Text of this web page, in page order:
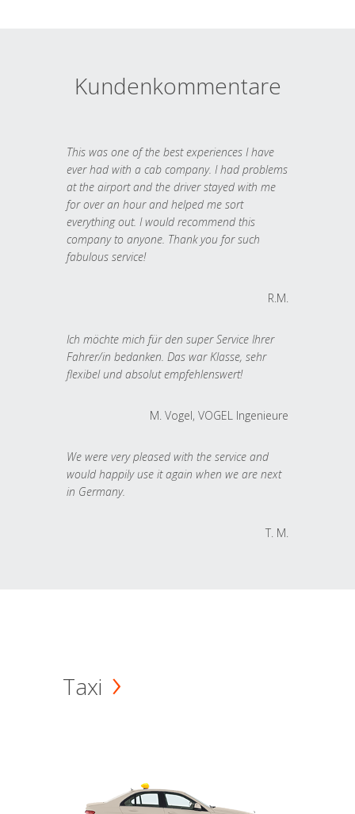
Kundenkommentare
This was one of the best experiences I have
ever had with a cab company. I had problems
at the airport and the driver stayed with me
for over an hour and helped me sort
everything out. I would recommend this
company to anyone. Thank you for such
fabulous service!
R.M.
Ich möchte mich für den super Service Ihrer
Fahrer/in bedanken. Das war Klasse, sehr
flexibel und absolut empfehlenswert!
M. Vogel, VOGEL Ingenieure
We were very pleased with the service and
would happily use it again when we are next
in Germany.
T. M.
Taxi